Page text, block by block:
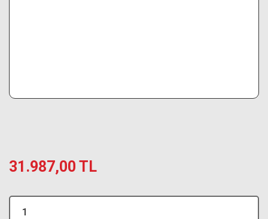
31.987,00 TL